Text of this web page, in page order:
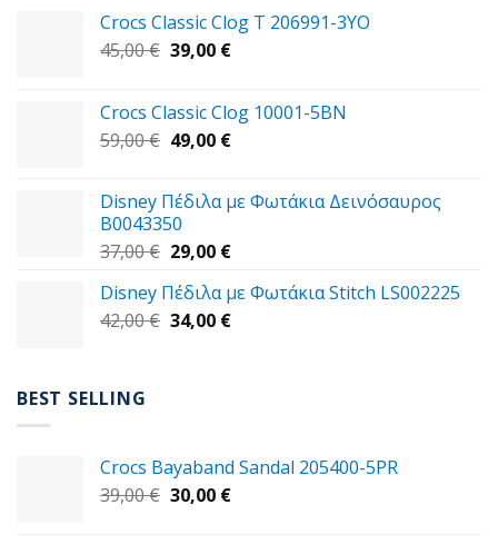
Crocs Classic Clog T 206991-3YΟ
45,00€ Original
45,00 €.
39,00 €Η
είναι:
39,00 €.
Crocs Classic Clog 10001-5BN
59,00€ Original
59,00 €.
49,00 €Η
είναι:
Disney Πέδιλα με Φωτάκια Δεινόσαυρος
B0043350
37,00€ Original
was:
37,00 €.
29,00 €Η
τιμή
είναι:
Disney Πέδιλα με Φωτάκια Stitch LS002225
42,00€ Original
34,00 €Η
BEST SELLING
Crocs Bayaband Sandal 205400-5PR
39,00€ Original
30,00 €Η